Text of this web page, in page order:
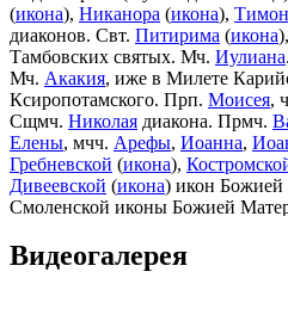
(икона), Никанора (икона),
диаконов. Свт. Питирима (икона
Тамбовских святых. Мч. Иулиана
Мч. Акакия, иже в Милете
Ксиропотамского. Прп. Моисея,
Сщмч. Николая диакона. Прмч.
Елены, мчч. Арефы, Иоанна,
Гребневской (икона),
Дивеевской (икона) икон
Смоленской иконы Божией
(икона),Игрицкая,Шуйская
Сергиевская(в Троице-Сергиевой
Видеогалерея